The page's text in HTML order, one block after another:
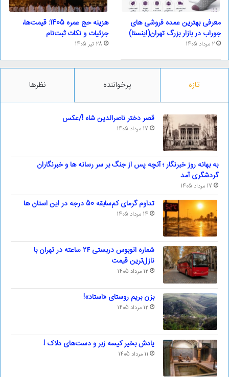
معرفی بهترین عمده فروشی های
جوراب در بازار بزرگ تهران(اینستا)
2 مرداد 1405
هزینه حج عمره 1405: قیمت‌ها،
جزئیات و نکات ثبت‌نام
28 تیر 1405
تازه پرخواننده نظرها
قصر دختر ناصرالدین شاه !/عکس
17 مرداد 1405
به بهانه روز خبرنگار ؛ آنچه پس از جنگ بر سر رسانه ها و خبرنگاران
گردشگری آمد
17 مرداد 1405
تداوم گرمای کم‌سابقه 50 درجه در این استان ها
14 مرداد 1405
شماره اتوبوس دربستی ۲۴ ساعته در تهران با
نازل‌ترین قیمت
12 مرداد 1405
بزن بریم روستای «استاد»!
12 مرداد 1405
یادش بخیر کیسه‌ زبر و دست‌های دلاک !
11 مرداد 1405